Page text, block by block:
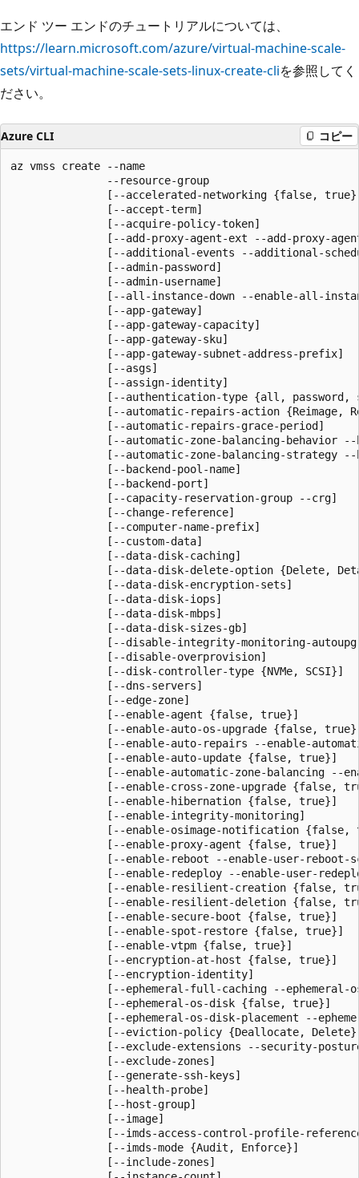
エンド ツー エンドのチュートリアルについては、
https://learn.microsoft.com/azure/virtual-machine-scale-
sets/virtual-machine-scale-sets-linux-create-cliを参照してく
ださい。
Azure CLI コピー
az vmss create --name
               --resource-group
[--accelerated-networking {false,
               [--accept-term]
               [--acquire-policy-token]
[--add-proxy-agent-ext --add-proxy-
[--additional-events --additional-
               [--admin-password]
               [--admin-username]
[--all-instance-down --enable-all-
               [--app-gateway]
               [--app-gateway-capacity]
               [--app-gateway-sku]
               [--app-gateway-subnet-address-prefix]
               [--asgs]
               [--assign-identity]
[--authentication-type {all, password,
[--automatic-repairs-action {Reimage,
               [--automatic-repairs-grace-period]
[--automatic-zone-balancing-behavior
[--automatic-zone-balancing-strategy
               [--backend-pool-name]
               [--backend-port]
               [--capacity-reservation-group --crg]
               [--change-reference]
               [--computer-name-prefix]
               [--custom-data]
               [--data-disk-caching]
[--data-disk-delete-option {Delete,
               [--data-disk-encryption-sets]
               [--data-disk-iops]
               [--data-disk-mbps]
               [--data-disk-sizes-gb]
[--disable-integrity-monitoring-
               [--disable-overprovision]
               [--disk-controller-type {NVMe, SCSI}]
               [--dns-servers]
               [--edge-zone]
               [--enable-agent {false, true}]
[--enable-auto-os-upgrade {false,
[--enable-auto-repairs --enable-
               [--enable-auto-update {false, true}]
[--enable-automatic-zone-balancing --
[--enable-cross-zone-upgrade {false,
               [--enable-hibernation {false, true}]
               [--enable-integrity-monitoring]
[--enable-osimage-notification {false,
               [--enable-proxy-agent {false, true}]
[--enable-reboot --enable-user-reboot-
[--enable-redeploy --enable-user-
[--enable-resilient-creation {false,
[--enable-resilient-deletion {false,
               [--enable-secure-boot {false, true}]
               [--enable-spot-restore {false, true}]
               [--enable-vtpm {false, true}]
               [--encryption-at-host {false, true}]
               [--encryption-identity]
[--ephemeral-full-caching --ephemeral-
               [--ephemeral-os-disk {false, true}]
[--ephemeral-os-disk-placement --
[--eviction-policy {Deallocate,
[--exclude-extensions --security-
               [--exclude-zones]
               [--generate-ssh-keys]
               [--health-probe]
               [--host-group]
               [--image]
[--imds-access-control-profile-
               [--imds-mode {Audit, Enforce}]
               [--include-zones]